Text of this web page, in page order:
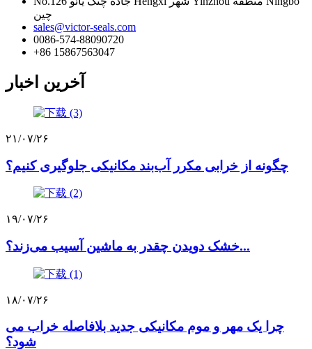
چین
sales@victor-seals.com
0086-574-88090720
‎+86 15867563047‎
آخرین اخبار
۲۱/۰۷/۲۶
چگونه از خرابی مکرر آب‌بند مکانیکی جلوگیری کنیم؟
۱۹/۰۷/۲۶
خشک دویدن چقدر به ماشین آسیب می‌زند؟...
۱۸/۰۷/۲۶
چرا یک مهر و موم مکانیکی جدید بلافاصله خراب می
شود؟